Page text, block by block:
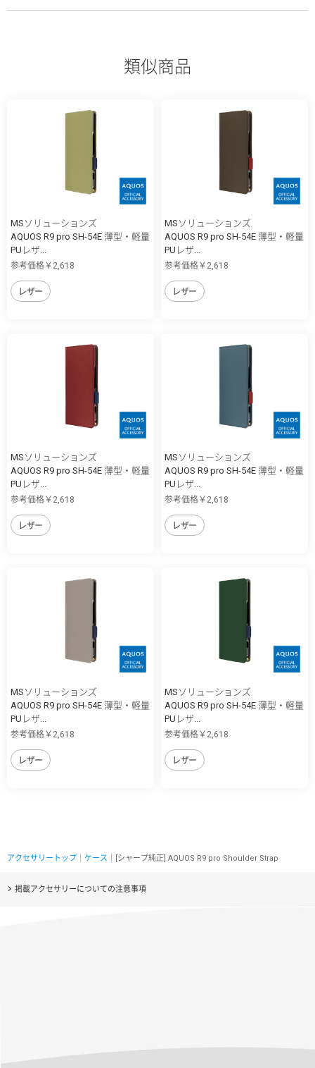
類似商品
MSソリューションズ
AQUOS R9 pro SH-54E 薄型・軽量
PUレザ...
参考価格￥2,618
レザー
MSソリューションズ
AQUOS R9 pro SH-54E 薄型・軽量
PUレザ...
参考価格￥2,618
レザー
MSソリューションズ
AQUOS R9 pro SH-54E 薄型・軽量
PUレザ...
参考価格￥2,618
レザー
MSソリューションズ
AQUOS R9 pro SH-54E 薄型・軽量
PUレザ...
参考価格￥2,618
レザー
MSソリューションズ
AQUOS R9 pro SH-54E 薄型・軽量
PUレザ...
参考価格￥2,618
レザー
MSソリューションズ
AQUOS R9 pro SH-54E 薄型・軽量
PUレザ...
参考価格￥2,618
レザー
アクセサリートップ ケース ｜[シャープ純正] AQUOS R9 pro Shoulder Strap
掲載アクセサリーについての注意事項